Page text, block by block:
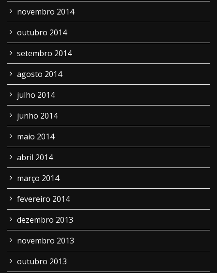
novembro 2014
outubro 2014
setembro 2014
agosto 2014
julho 2014
junho 2014
maio 2014
abril 2014
março 2014
fevereiro 2014
dezembro 2013
novembro 2013
outubro 2013